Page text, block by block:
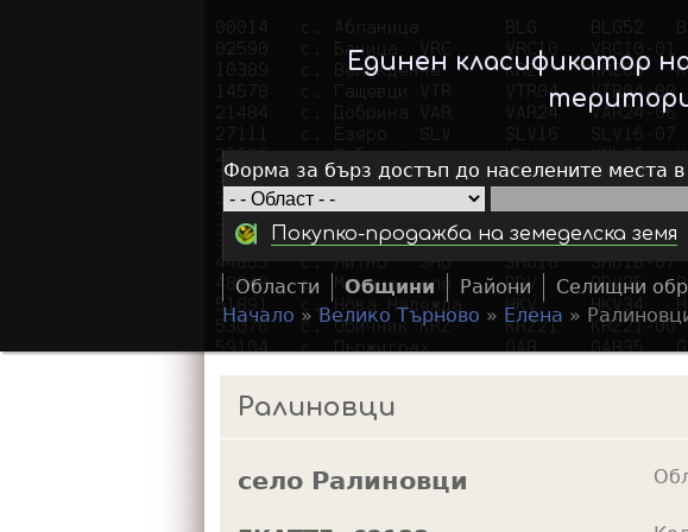
Единен класификатор
Форма за бърз достъп до населените места
Покупко-продажба на земеделска земя
Области Общини Райони Селищни
o
Начало »Велико Търново » Елена »
Ралиновци
село Ралиновци